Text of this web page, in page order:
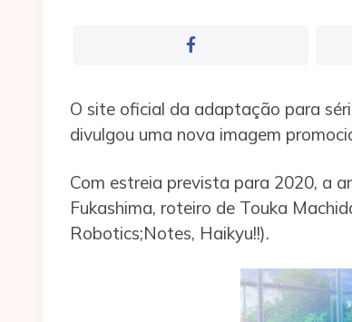
O site oficial da adaptação para
divulgou uma nova imagem
Com estreia prevista para 2020, a
Fukashima, roteiro de Touka
Robotics;Notes, Haikyu!!).